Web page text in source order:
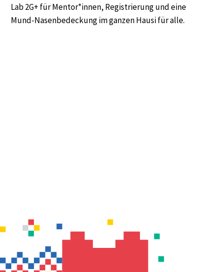
Lab 2G+ für Mentor*innen, Registrierung und eine
Mund-Nasenbedeckung im ganzen Hausi für alle.